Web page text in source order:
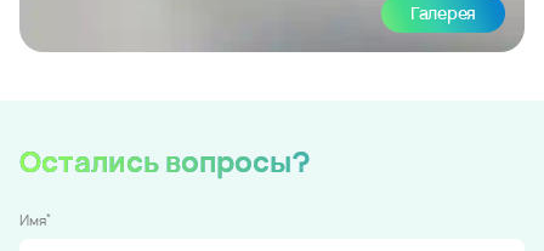
Галерея
Остались вопросы?
Имя*